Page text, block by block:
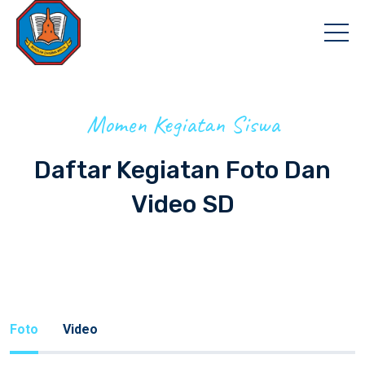
Momen Kegiatan Siswa
Daftar Kegiatan Foto Dan
Video SD
Foto Video